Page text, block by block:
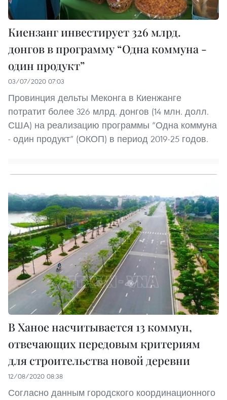
Киензанг инвестирует 326 млрд.
донгов в программу “Одна коммуна -
один продукт”
03/07/2020 07:03
Провинция дельты Меконга в Киенжанге
потратит более 326 млрд. донгов (14 млн. долл.
США) на реализацию программы “Одна коммуна
- один продукт” (ОКОП) в период 2019-25 годов.
В Ханое насчитывается 13 коммун,
отвечающих передовым критериям
для строительства новой деревни
12/08/2020 08:38
Согласно данным городского координационного